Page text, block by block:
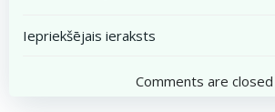
Post
navigation
Iepriekšējais ieraksts
Comments are closed